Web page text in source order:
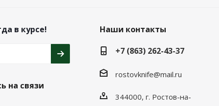
в курсе!
на связи
Наши контакты
+7 (863) 262-43-37
rostovknife@mail.ru
344000, г. Ростов-на-